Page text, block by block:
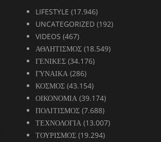
LIFESTYLE (17.946)
UNCATEGORIZED (192)
VIDEOS (467)
ΑΘΛΗΤΙΣΜΟΣ (18.549)
ΓΕΝΙΚΕΣ (34.176)
ΓΥΝΑΙΚΑ (286)
ΚΟΣΜΟΣ (43.154)
ΟΙΚΟΝΟΜΙΑ (39.174)
ΠΟΛΙΤΙΣΜΟΣ (7.688)
ΤΕΧΝΟΛΟΓΙΑ (13.007)
ΤΟΥΡΙΣΜΟΣ (19.294)